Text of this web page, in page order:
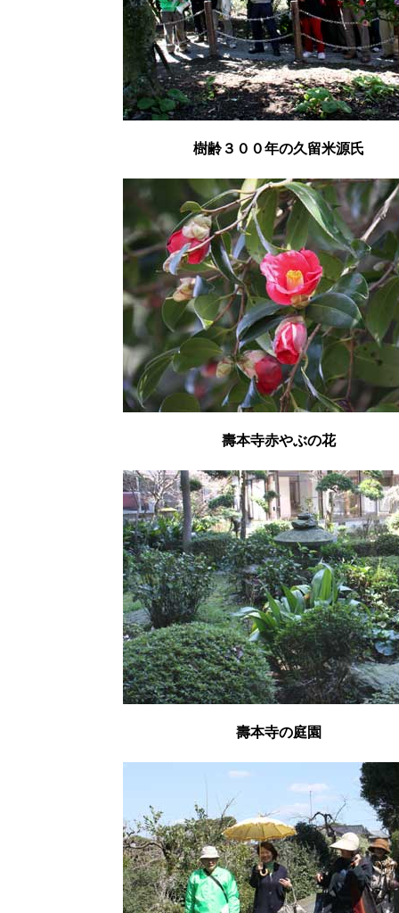
樹齢３００年の久留米源氏
壽本寺赤やぶの花
壽本寺の庭園